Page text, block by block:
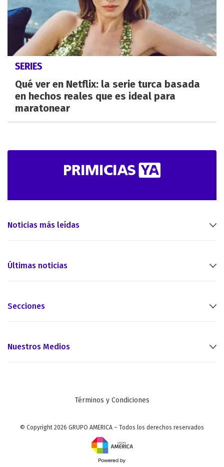
SERIES
Qué ver en Netflix: la serie turca basada
en hechos reales que es ideal para
maratonear
Noticias más leídas
Últimas noticias
Secciones
Nuestros Medios
Términos y Condiciones
© Copyright 2026 GRUPO AMERICA – Todos los derechos reservados